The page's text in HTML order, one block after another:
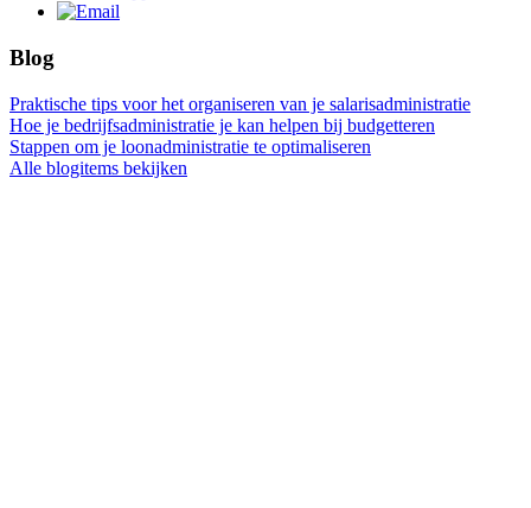
Blog
Praktische tips voor het organiseren van je salarisadministratie
Hoe je bedrijfsadministratie je kan helpen bij budgetteren
Stappen om je loonadministratie te optimaliseren
Alle blogitems bekijken